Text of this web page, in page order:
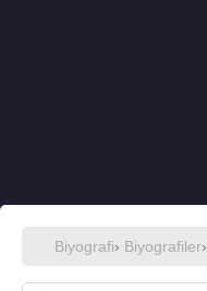
Biyografi› Biyografiler›